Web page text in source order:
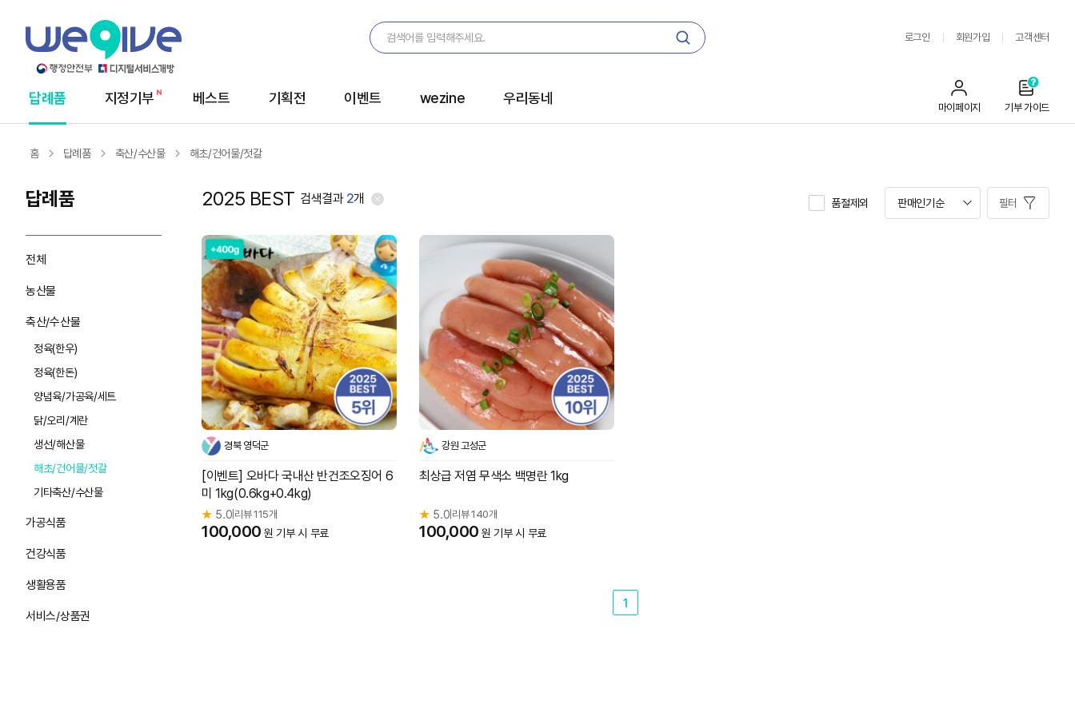
로그인 회원가입 고객센터
메
답례품 지정기부 베스트 기획전 이벤트 wezine 우리동네
마이페이지 기부 가이드
답례품
전체
농산물
축산/수산물
정육(한우)
정육(한돈)
양념육/가공육/세트
닭/오리/계란
생선/해산물
해초/건어물/젓갈
기타축산/수산물
가공식품
건강식품
생활용품
서비스/상품권
홈 답례품 축산/수산물 해초/건어물/젓갈
2025 BEST 검색결과 2개 품절제외 필터
경북 영덕군
[이벤트] 오바다 국내산 반건조오징어 6
미 1kg(0.6kg+0.4kg)
★ 5.0 리뷰 115개
100,000 원 기부 시 무료
강원 고성군
최상급 저염 무색소 백명란 1kg
★ 5.0 리뷰 140개
100,000 원 기부 시 무료
1